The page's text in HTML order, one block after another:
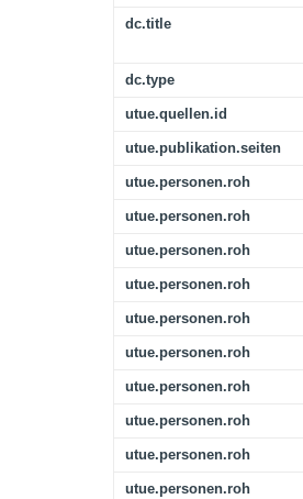
dc.title
dc.type
utue.quellen.id
utue.publikation.seiten
utue.personen.roh
utue.personen.roh
utue.personen.roh
utue.personen.roh
utue.personen.roh
utue.personen.roh
utue.personen.roh
utue.personen.roh
utue.personen.roh
utue.personen.roh